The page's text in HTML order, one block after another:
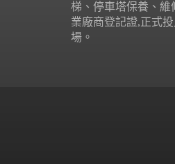
梯、停車塔保養、維
業廠商登記證,正式
場。